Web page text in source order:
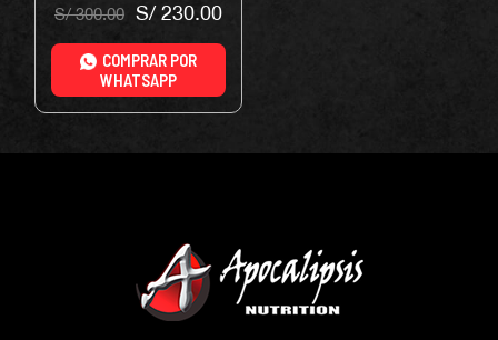
S/300.00 S/230.00
COMPRAR POR
WHATSAPP